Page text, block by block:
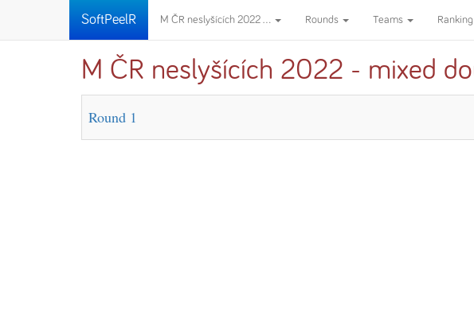
SoftPeelR M ČR neslyšících 2022 ... Rounds Teams Ranking
M ČR neslyšících 2022 - mixed
Round 1